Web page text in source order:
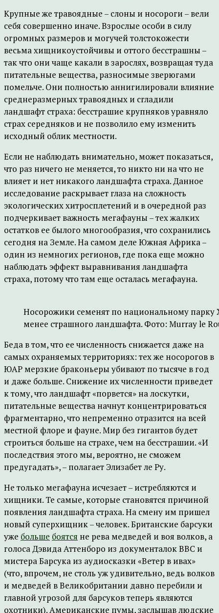
Крупные же травоядные – слоны и носороги – вели
себя совершенно иначе. Взрослые особи в силу
огромных размеров и могучей толстокожести
весьма хищникоустойчивы и оттого бесстрашны –
так что они чаще какали в зарослях, возвращая туда
питательные вещества, разносимые зверюгами
помельче. Они полностью аннигилировали влияние
среднеразмерных травоядных и сгладили
ландшафт страха: бесстрашие крупняков уравняло
страх середняков и не позволило ему изменить
исходный облик местности.
Если не наблюдать внимательно, может показаться,
что раз ничего не меняется, то никто ни на что не
влияет и нет никакого ландшафта страха. Данное
исследование раскрывает глаза на сложность
экологических хитросплетений и в очередной раз
подчеркивает важность мегафауны – тех жалких
остатков ее былого многообразия, что сохранились
сегодня на Земле. На самом деле Южная Африка –
один из немногих регионов, где пока еще можно
наблюдать эффект выравнивания ландшафта
страха, потому что там еще осталась мегафауна.
Носорожики семенят по национальному парку
менее страшного ландшафта. Фото: Murray le
Беда в том, что ее численность снижается даже на
самых охраняемых территориях: тех же носорогов в
ЮАР мерзкие браконьеры убивают по тысяче в год
и даже больше. Снижение их численности приведет
к тому, что ландшафт «порвется» на лоскутки,
питательные вещества начнут концентрироваться
фрагментарно, что непременно отразится на всей
местной флоре и фауне. Мир без гигантов будет
строиться больше на страхе, чем на бесстрашии. «И
последствия этого мы, вероятно, не сможем
предугадать», – полагает Элизабет ле Ру.
Не только мегафауна исчезает – истребляются и
хищники. Те самые, которые становятся причиной
появления ландшафта страха. На смену им пришел
новый суперхищник – человек. Британские барсуки
уже больше боятся не рева медведей и воя волков, а
голоса Дэвида Аттенборо из документалок BBC и
мистера Барсука из аудиосказки «Ветер в ивах»
(что, впрочем, не столь уж удивительно, ведь волков
и медведей в Великобритании давно перебили и
главной угрозой для барсуков теперь являются
охотники). Американские пумы, заслышав людские